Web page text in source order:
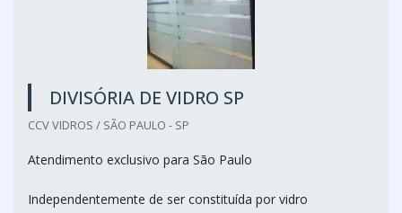
DIVISÓRIA DE VIDRO SP
CCV VIDROS / SÃO PAULO - SP
Atendimento exclusivo para São Paulo
Independentemente de ser constituída por vidro